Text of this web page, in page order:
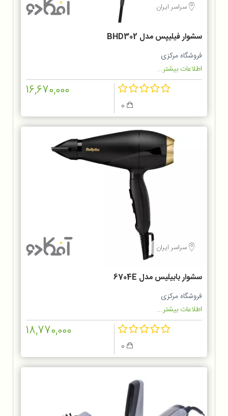
سراسر ایران
سشوار فیلیپس مدل BHD302
فروشگاه مرکزی
اطلاعات بیشتر...
16,670,000
سراسر ایران
سشوار بابیلیس مدل 6704E
فروشگاه مرکزی
اطلاعات بیشتر...
18,770,000